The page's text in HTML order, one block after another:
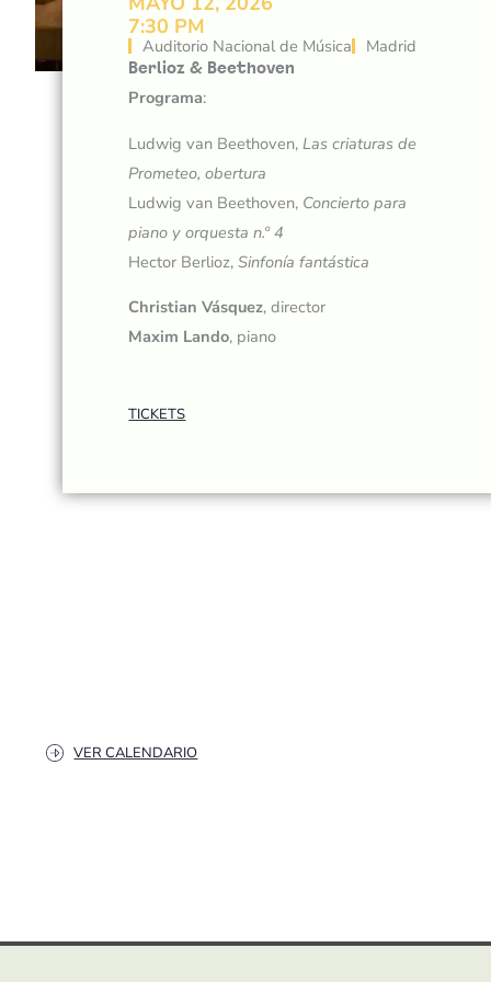
7:30 PM
Auditorio Nacional de Música Madrid
Berlioz & Beethoven
Programa:
Ludwig van Beethoven,Las criaturas de
Prometeo, obertura
Ludwig van Beethoven, Concierto para
piano y orquesta n.º 4
Hector Berlioz,Sinfonía fantástica
Christian Vásquez, director
Maxim Lando, piano
TICKETS
VER CALENDARIO